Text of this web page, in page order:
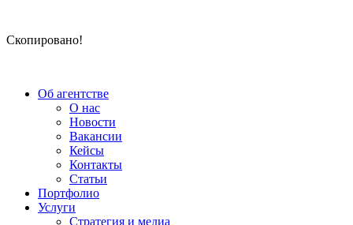
Скопировано!
Об агентстве
О нас
Новости
Вакансии
Кейсы
Контакты
Статьи
Портфолио
Услуги
Стратегия и медиа